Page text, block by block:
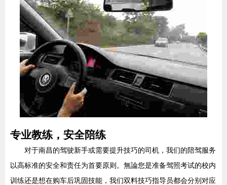
专业教练，安全陪练
对于南昌的驾驶新手或需要提升技巧的司机，我们的陪驾服务
以高标准的安全和责任为首要原则。無論您是准备驾照考试的校内
训练还是想在购车后巩固技能，我们双料技巧指导员都会分别对应